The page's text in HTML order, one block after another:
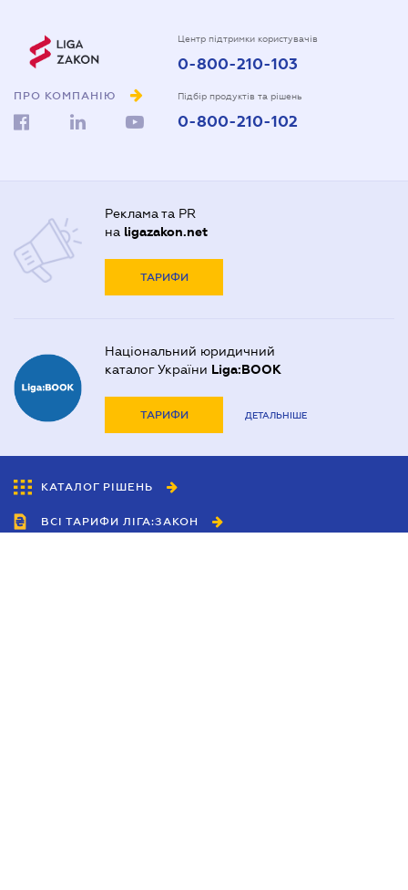
ПРО КОМПАНІЮ
Центр підтримки користувачів
0-800-210-103
Підбір продуктів та рішень
0-800-210-102
Реклама та PR
на ligazakon.net
ТАРИФИ
Національний юридичний
каталог України Liga:BOOK
ТАРИФИ ДЕТАЛЬНІШЕ
КАТАЛОГ РІШЕНЬ
ВСІ ТАРИФИ ЛІГА:ЗАКОН